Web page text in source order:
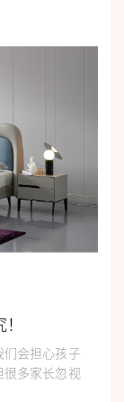
会担心孩子
多家长忽视